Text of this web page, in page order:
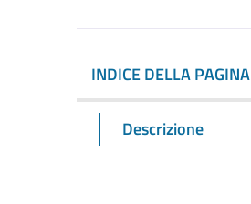
INDICE DELLA PAGINA
Descrizione